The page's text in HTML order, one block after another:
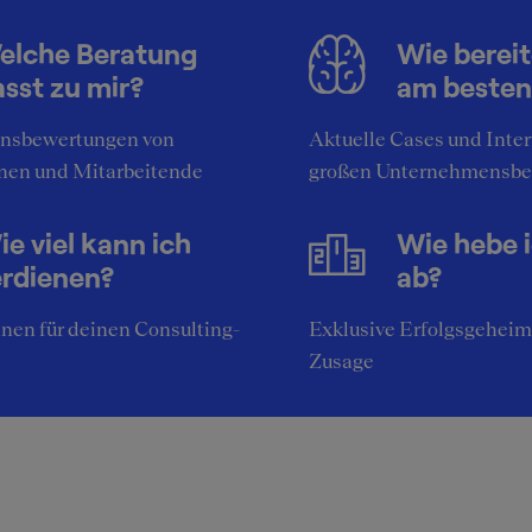
must be willing to take additional responsibilities and
front.
der Atmosphäre
Beratung
zu mir?
von
und Mitarbeitende
Wie
am
Aktuelle Cases und
großen
viel kann ich
für deinen Consulting-
Wie hebe
ab?
Exklusive
Zusage